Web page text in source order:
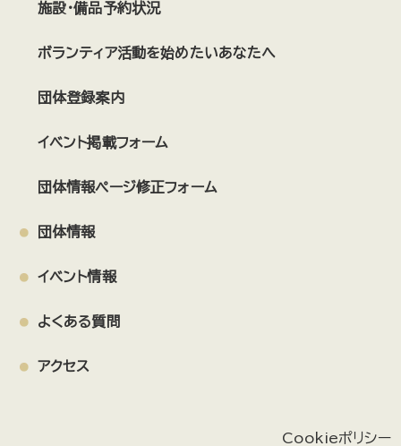
施設・備品予約状況
ボランティア活動を始めたいあなたへ
団体登録案内
イベント掲載フォーム
団体情報ページ修正フォーム
団体情報
イベント情報
よくある質問
アクセス
Cookieポリシー